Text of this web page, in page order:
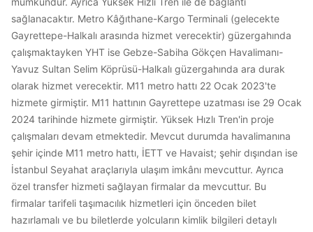
sağlanacaktır. Metro Kâğıthane-Kargo Terminali (gelecekte
Gayrettepe-Halkalı arasında hizmet verecektir) güzergahında
çalışmaktayken YHT ise Gebze-Sabiha Gökçen Havalimanı-
Yavuz Sultan Selim Köprüsü-Halkalı güzergahında ara durak
olarak hizmet verecektir. M11 metro hattı 22 Ocak 2023'te
hizmete girmiştir. M11 hattının Gayrettepe uzatması ise 29 Ocak
2024 tarihinde hizmete girmiştir. Yüksek Hızlı Tren'in proje
çalışmaları devam etmektedir. Mevcut durumda havalimanına
şehir içinde M11 metro hattı, İETT ve Havaist; şehir dışından ise
İstanbul Seyahat araçlarıyla ulaşım imkânı mevcuttur. Ayrıca
özel transfer hizmeti sağlayan firmalar da mevcuttur. Bu
firmalar tarifeli taşımacılık hizmetleri için önceden bilet
hazırlamalı ve bu biletlerde yolcuların kimlik bilgileri detaylı